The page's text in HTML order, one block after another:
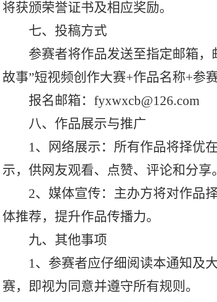
将获颁荣誉证书及相应奖励。
七、投稿方式
参赛者将作品发送至指定邮箱，
故事”短视频创作大赛+作品名称+参
报名邮箱：fyxwxcb@126.com
八、作品展示与推广
1、网络展示：所有作品将择优在
示，供网友观看、点赞、评论和分享
2、媒体宣传：主办方将对作品择
体推荐，提升作品传播力。
九、其他事项
1、参赛者应仔细阅读本通知及大
赛，即视为同意并遵守所有规则。